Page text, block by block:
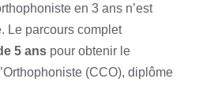
en 3 ans n’est
Le parcours complet
5 ans pour obtenir le
(CCO), diplôme